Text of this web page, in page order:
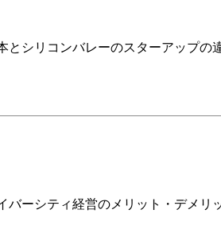
シリコンバレーのスターアップの
ーシティ経営のメリット・デメリ